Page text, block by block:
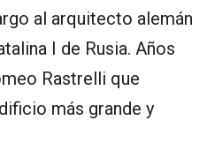
al arquitecto alemán
I de Rusia. Años
Rastrelli que
más grande y